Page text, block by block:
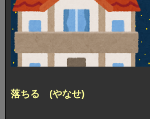
落ちる (やなせ)